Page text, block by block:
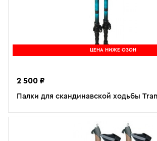
ЦЕНА НИЖЕ ОЗОН
2 500 ₽
Палки для скандинавской ходьбы